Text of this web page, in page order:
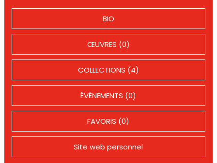
BIO
ŒUVRES (0)
COLLECTIONS (4)
ÉVÉNEMENTS (0)
FAVORIS (0)
Site web personnel